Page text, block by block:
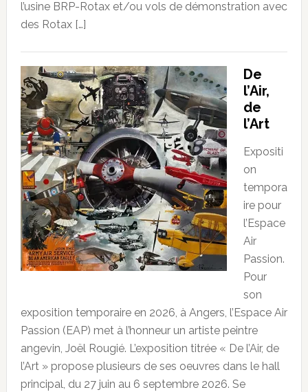
l’usine BRP-Rotax et/ou vols de démonstration avec
des Rotax […]
De
l’Air,
de
l’Art
Expositi
on
tempora
ire pour
l’Espace
Air
Passion.
Pour
son
exposition temporaire en 2026, à Angers, l’Espace Air
Passion (EAP) met à l’honneur un artiste peintre
angevin, Joël Rougié. L’exposition titrée « De l’Air, de
l’Art » propose plusieurs de ses oeuvres dans le hall
principal, du 27 juin au 6 septembre 2026. Se